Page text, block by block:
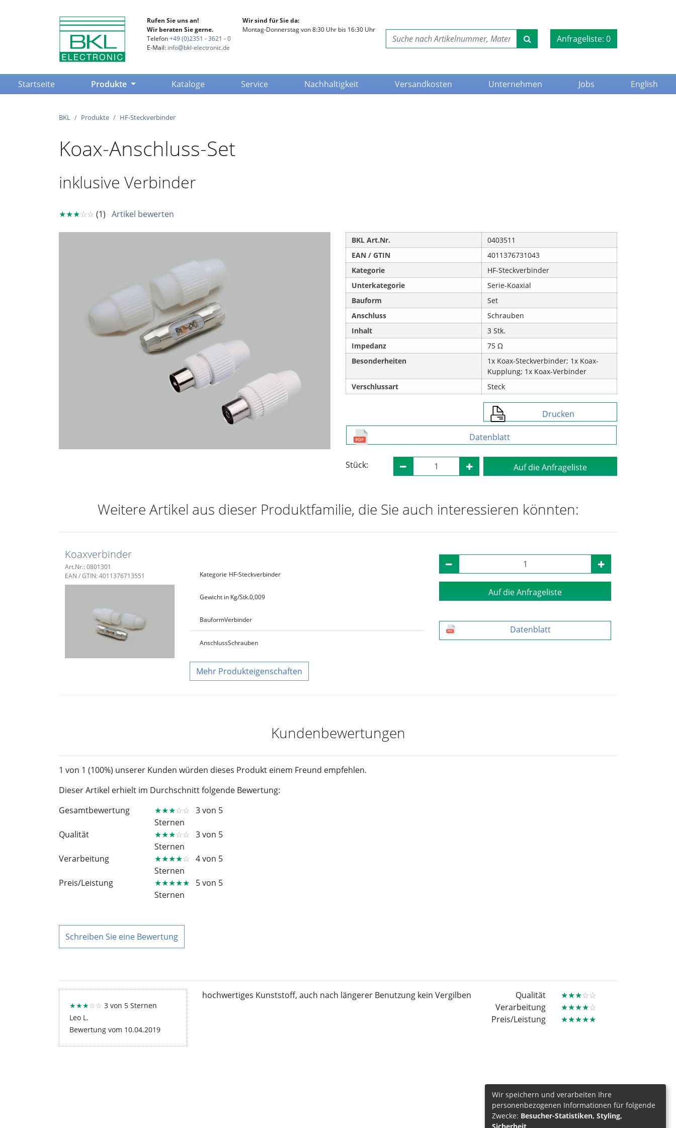
Rufen Sie uns an!
Wir beraten Sie gerne.
Telefon+49 (0)2351 - 3621 - 0
E-Mail: info@bkl-electronic.de
Wir sind für Sie da:
Montag-Donnerstag von 8:30 Uhr bis 16:30 Uhr
Anfrageliste: 0
Startseite(current) Produkte Kataloge Service Nachhaltigkeit Versandkosten Unternehmen Jobs English
BKL Produkte HF-Steckverbinder
Koax-Anschluss-Set
inklusive Verbinder
★★★☆☆ (1) Artikel bewerten
BKL Art.Nr.
0403511
EAN / GTIN
4011376731043
Kategorie
HF-Steckverbinder
Unterkategorie
Serie-Koaxial
Bauform
Set
Anschluss
Schrauben
Inhalt
3 Stk.
Impedanz
75 Ω
Besonderheiten
1x Koax-Steckverbinder; 1x Koax-
Kupplung; 1x Koax-Verbinder
Verschlussart
Steck
Drucken
Datenblatt
Stück: Auf die Anfrageliste
Weitere Artikel aus dieser Produktfamilie, die Sie auch interessieren könnten:
Koaxverbinder
Art.Nr.: 0801301
EAN / GTIN: 4011376713551
Kategorie HF-Steckverbinder
Gewicht in Kg/Stk.0,009
BauformVerbinder
AnschlussSchrauben
Produkteigenschaften
Auf die Anfrageliste
Datenblatt
Kundenbewertungen
1 von 1 (100%) unserer Kunden würden dieses Produkt einem Freund empfehlen.
Dieser Artikel erhielt im Durchschnitt folgende Bewertung:
Gesamtbewertung
★★★☆☆ 3 von 5
Sternen
Qualität
★★★☆☆ 3 von 5
Sternen
Verarbeitung
★★★★☆ 4 von 5
Sternen
Preis/Leistung
★★★★★ 5 von 5
Sternen
Schreiben Sie eine Bewertung
★★★☆☆ 3 von 5 Sternen
Leo L.
Bewertung vom 10.04.2019
hochwertiges Kunststoff, auch nach längerer Benutzung kein Vergilben Qualität ★★★☆☆
Verarbeitung
★★★★☆
Preis/Leistung
★★★★★
Wir speichern und verarbeiten Ihre
personenbezogenen Informationen für folgende
Zwecke: Besucher-Statistiken, Styling,
Sicherheit